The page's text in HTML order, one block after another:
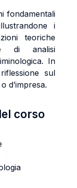
fondamentali
i
teoriche
di analisi
In
sul
d’impresa.
corso